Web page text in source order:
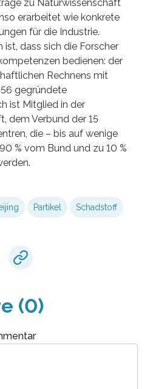
zu Naturwissenschaft
erarbeitet wie konkrete
für die Industrie.
ist, dass sich die Forscher
bedienen: der
Rechnens mit
gegründete
ist Mitglied in der
dem Verbund der 15
die – bis auf wenige
% vom Bund und zu 10 %
Partikel Schadstoff
(0)